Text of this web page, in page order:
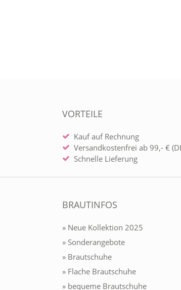
VORTEILE
Kauf auf Rechnung
Versandkostenfrei ab 99,- €
Schnelle Lieferung
BRAUTINFOS
» Neue Kollektion 2025
» Sonderangebote
» Brautschuhe
» Flache Brautschuhe
» bequeme Brautschuhe